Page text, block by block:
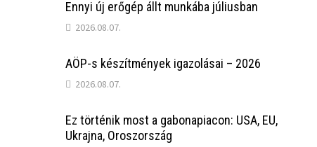
Ennyi új erőgép állt munkába júliusban
2026.08.07.
AÖP-s készítmények igazolásai – 2026
2026.08.07.
Ez történik most a gabonapiacon: USA, EU,
Ukrajna, Oroszország